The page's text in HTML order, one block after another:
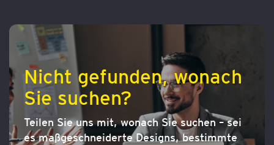
Nicht gefunden, wonach
Sie suchen?
Teilen Sie uns mit, wonach Sie suchen – sei
es maßgeschneiderte Designs, bestimmte